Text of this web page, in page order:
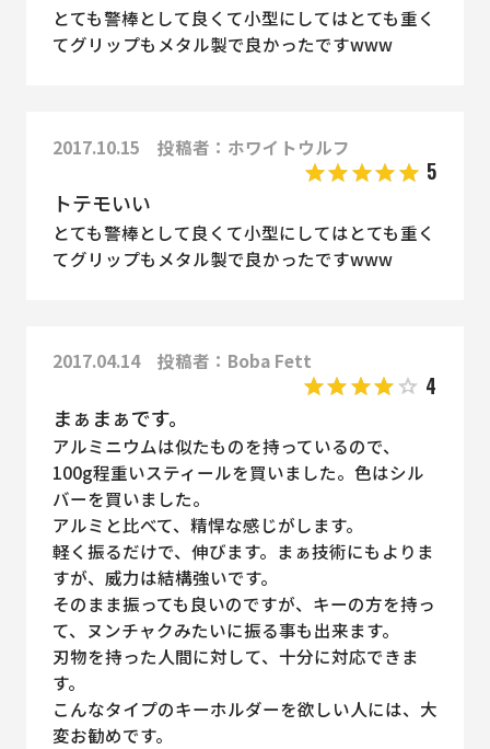
とても警棒として良くて小型にしてはとても重く
てグリップもメタル製で良かったですwww
2017.10.15 投稿者：ホワイトウルフ
5
トテモいい
とても警棒として良くて小型にしてはとても重く
てグリップもメタル製で良かったですwww
2017.04.14 投稿者：Boba Fett
4
まぁまぁです。
アルミニウムは似たものを持っているので、
100g程重いスティールを買いました。色はシル
バーを買いました。
アルミと比べて、精悍な感じがします。
軽く振るだけで、伸びます。まぁ技術にもよりま
すが、威力は結構強いです。
そのまま振っても良いのですが、キーの方を持っ
て、ヌンチャクみたいに振る事も出来ます。
刃物を持った人間に対して、十分に対応できま
す。
こんなタイプのキーホルダーを欲しい人には、大
変お勧めです。